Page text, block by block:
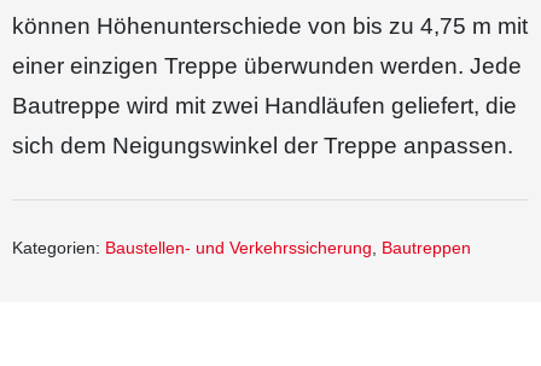
können Höhenunterschiede von bis zu 4,75 m mit
einer einzigen Treppe überwunden werden. Jede
Bautreppe wird mit zwei Handläufen geliefert, die
sich dem Neigungswinkel der Treppe anpassen.
Kategorien: Baustellen- und Verkehrssicherung, Bautreppen